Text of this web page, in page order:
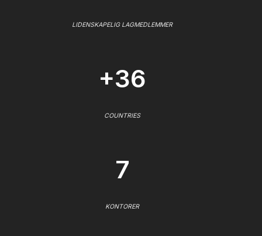
LIDENSKAPELIG LAGMEDLEMMER
+36
COUNTRIES
7
KONTORER